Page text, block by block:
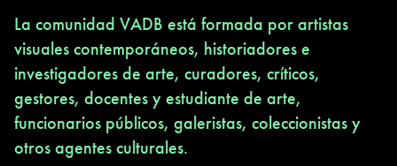
La comunidad VADB está formada por artistas
visuales contemporáneos, historiadores e
investigadores de arte, curadores, críticos,
gestores, docentes y estudiante de arte,
funcionarios públicos, galeristas, coleccionistas y
otros agentes culturales.